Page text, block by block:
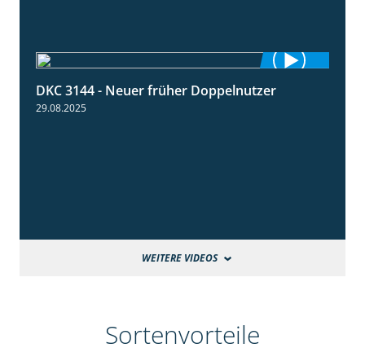
DKC 3144 - Neuer früher Doppelnutzer
29.08.2025
WEITERE VIDEOS
Sortenvorteile